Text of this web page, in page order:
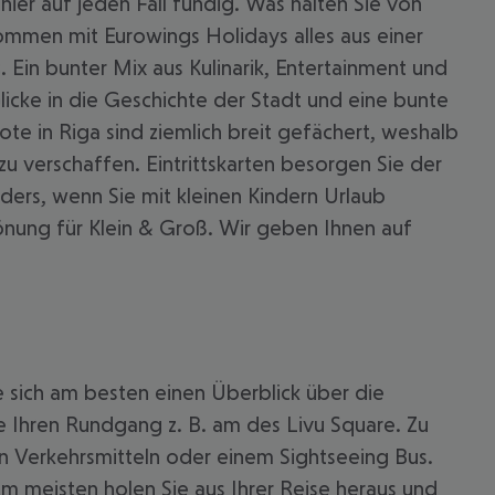
mit Eurowings Holidays alles aus einer
bunter Mix aus Kulinarik, Entertainment und
in die Geschichte der Stadt und eine bunte
in Riga sind ziemlich breit gefächert, weshalb
verschaffen. Eintrittskarten besorgen Sie der
wenn Sie mit kleinen Kindern Urlaub
für Klein & Groß. Wir geben Ihnen auf
sich am besten einen Überblick über die
Rundgang z. B. am des Livu Square. Zu
oder einem Sightseeing Bus.
meisten holen Sie aus Ihrer Reise heraus und